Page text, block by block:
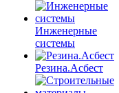
Инженерные
системы
Резина.Асбест